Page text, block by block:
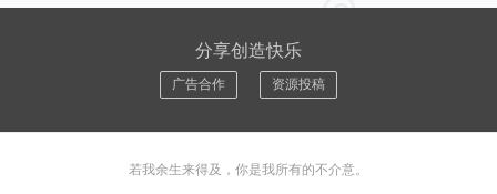
分享创造快乐
广告合作 资源投稿
若我余生来得及，你是我所有的不介意。